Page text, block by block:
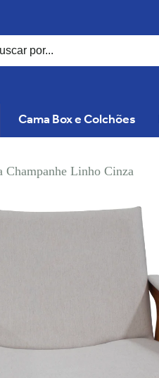
Cama Box e Colchões
Champanhe Linho Cinza